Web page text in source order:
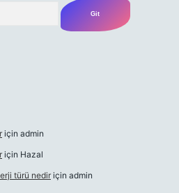
için admin
için Hazal
türü nedir için admin